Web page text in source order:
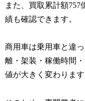
また、買取累計額757
績も確認できます。
商用車は乗用車と違
離・架装・稼働時間
値が大きく変わります